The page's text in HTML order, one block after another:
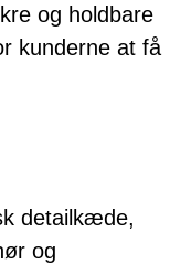
og holdbare
kunderne at få
detailkæde,
og